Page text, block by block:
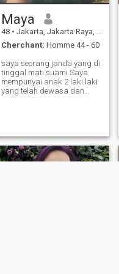
Maya
48 • Jakarta, Jakarta Raya, Indonésie
Cherchant: Homme 44 - 60
saya seorang janda yang di
tinggal mati suami.Saya
mempunyai anak 2 laki laki
yang telah dewasa dan
anak. Saya TDK ingin
hubungan yg tidak serius,
kejujuran da